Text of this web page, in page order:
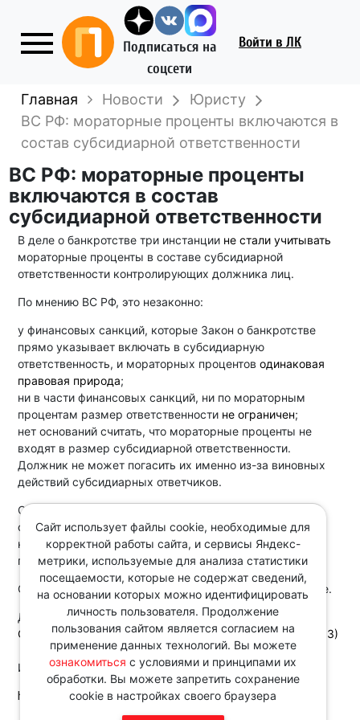
Подписаться на
соцсети
Войти в ЛК
Главная Новости
Юристу
ВС РФ: мораторные проценты включаются в
состав субсидиарной ответственности
ВС РФ: мораторные проценты
включаются в состав
субсидиарной ответственности
В деле о банкротстве три инстанции не стали учитывать
мораторные проценты в составе субсидиарной
ответственности контролирующих должника лиц.
По мнению ВС РФ, это незаконно:
у финансовых санкций, которые Закон о банкротстве
прямо указывает включать в субсидиарную
ответственность, и мораторных процентов одинаковая
правовая природа;
ни в части финансовых санкций, ни по мораторным
процентам размер ответственности не ограничен;
нет оснований считать, что мораторные проценты не
входят в размер субсидиарной ответственности.
Должник не может погасить их именно из-за виновных
действий субсидиарных ответчиков.
Отказ включить мораторные проценты в размер
субсидиарной ответственностистимулирует
недобросовестное поведение тех, кто злоупотребил
правами и причинил вред кредиторам.
Спор в данной части направили на новое рассмотрение.
Документ:
Определение ВС РФ от 04.08.2025 N 302-ЭС24-490 (2, 3)
Источник:
http://www.consultant.ru/
Сайт использует файлы cookie, необходимые для
корректной работы сайта, и сервисы Яндекс-
метрики, используемые для анализа статистики
посещаемости, которые не содержат сведений,
на основании которых можно идентифицировать
личность пользователя. Продолжение
пользования сайтом является согласием на
применение данных технологий. Вы можете
ознакомиться с условиями и принципами их
обработки. Вы можете запретить сохранение
cookie в настройках своего браузера